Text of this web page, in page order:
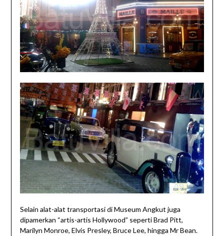
Selain alat-alat transportasi di Museum Angkut juga
dipamerkan “artis-artis Hollywood” seperti Brad Pitt,
Marilyn Monroe, Elvis Presley, Bruce Lee, hingga Mr Bean.